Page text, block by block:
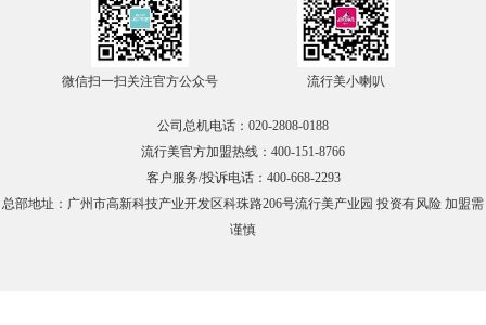
微信扫一扫关注官方公众号 流行美小喇叭
公司总机电话：020-2808-0188
流行美官方加盟热线：400-151-8766
客户服务/投诉电话：400-668-2293
总部地址：广州市高新科技产业开发区科珠路206号流行美产业园 投资有风险 加盟需
谨慎